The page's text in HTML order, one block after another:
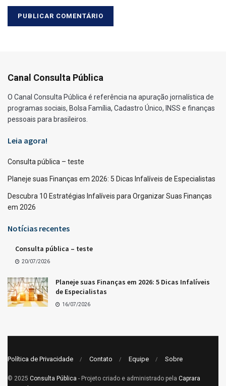
Canal Consulta Pública
O Canal Consulta Pública é referência na apuração jornalística de
programas sociais, Bolsa Família, Cadastro Único, INSS e finanças
pessoais para brasileiros.
Leia agora!
Consulta pública – teste
Planeje suas Finanças em 2026: 5 Dicas Infalíveis de Especialistas
Descubra 10 Estratégias Infalíveis para Organizar Suas Finanças
em 2026
Notícias recentes
Consulta pública – teste
20/07/2026
Planeje suas Finanças em 2026: 5 Dicas Infalíveis
de Especialistas
16/07/2026
Política de Privacidade Contato Equipe Sobre
© 2025 Consulta Pública - Projeto criado e administrado pela Caprara